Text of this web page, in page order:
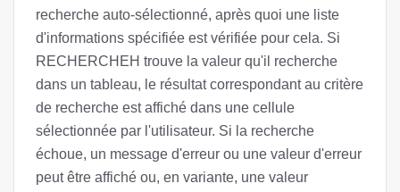
recherche auto-sélectionné, après quoi une liste
d'informations spécifiée est vérifiée pour cela. Si
RECHERCHEH trouve la valeur qu'il recherche
dans un tableau, le résultat correspondant au critère
de recherche est affiché dans une cellule
sélectionnée par l'utilisateur. Si la recherche
échoue, un message d'erreur ou une valeur d'erreur
peut être affiché ou, en variante, une valeur